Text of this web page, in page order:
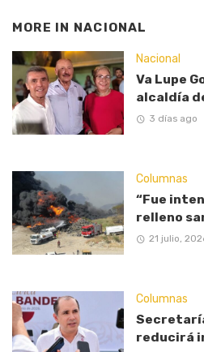
MORE IN NACIONAL
Nacional
Va Lupe
alcaldía
3 días ago
Columnas
“Fue
relleno
21 julio,
Columnas
reducirá